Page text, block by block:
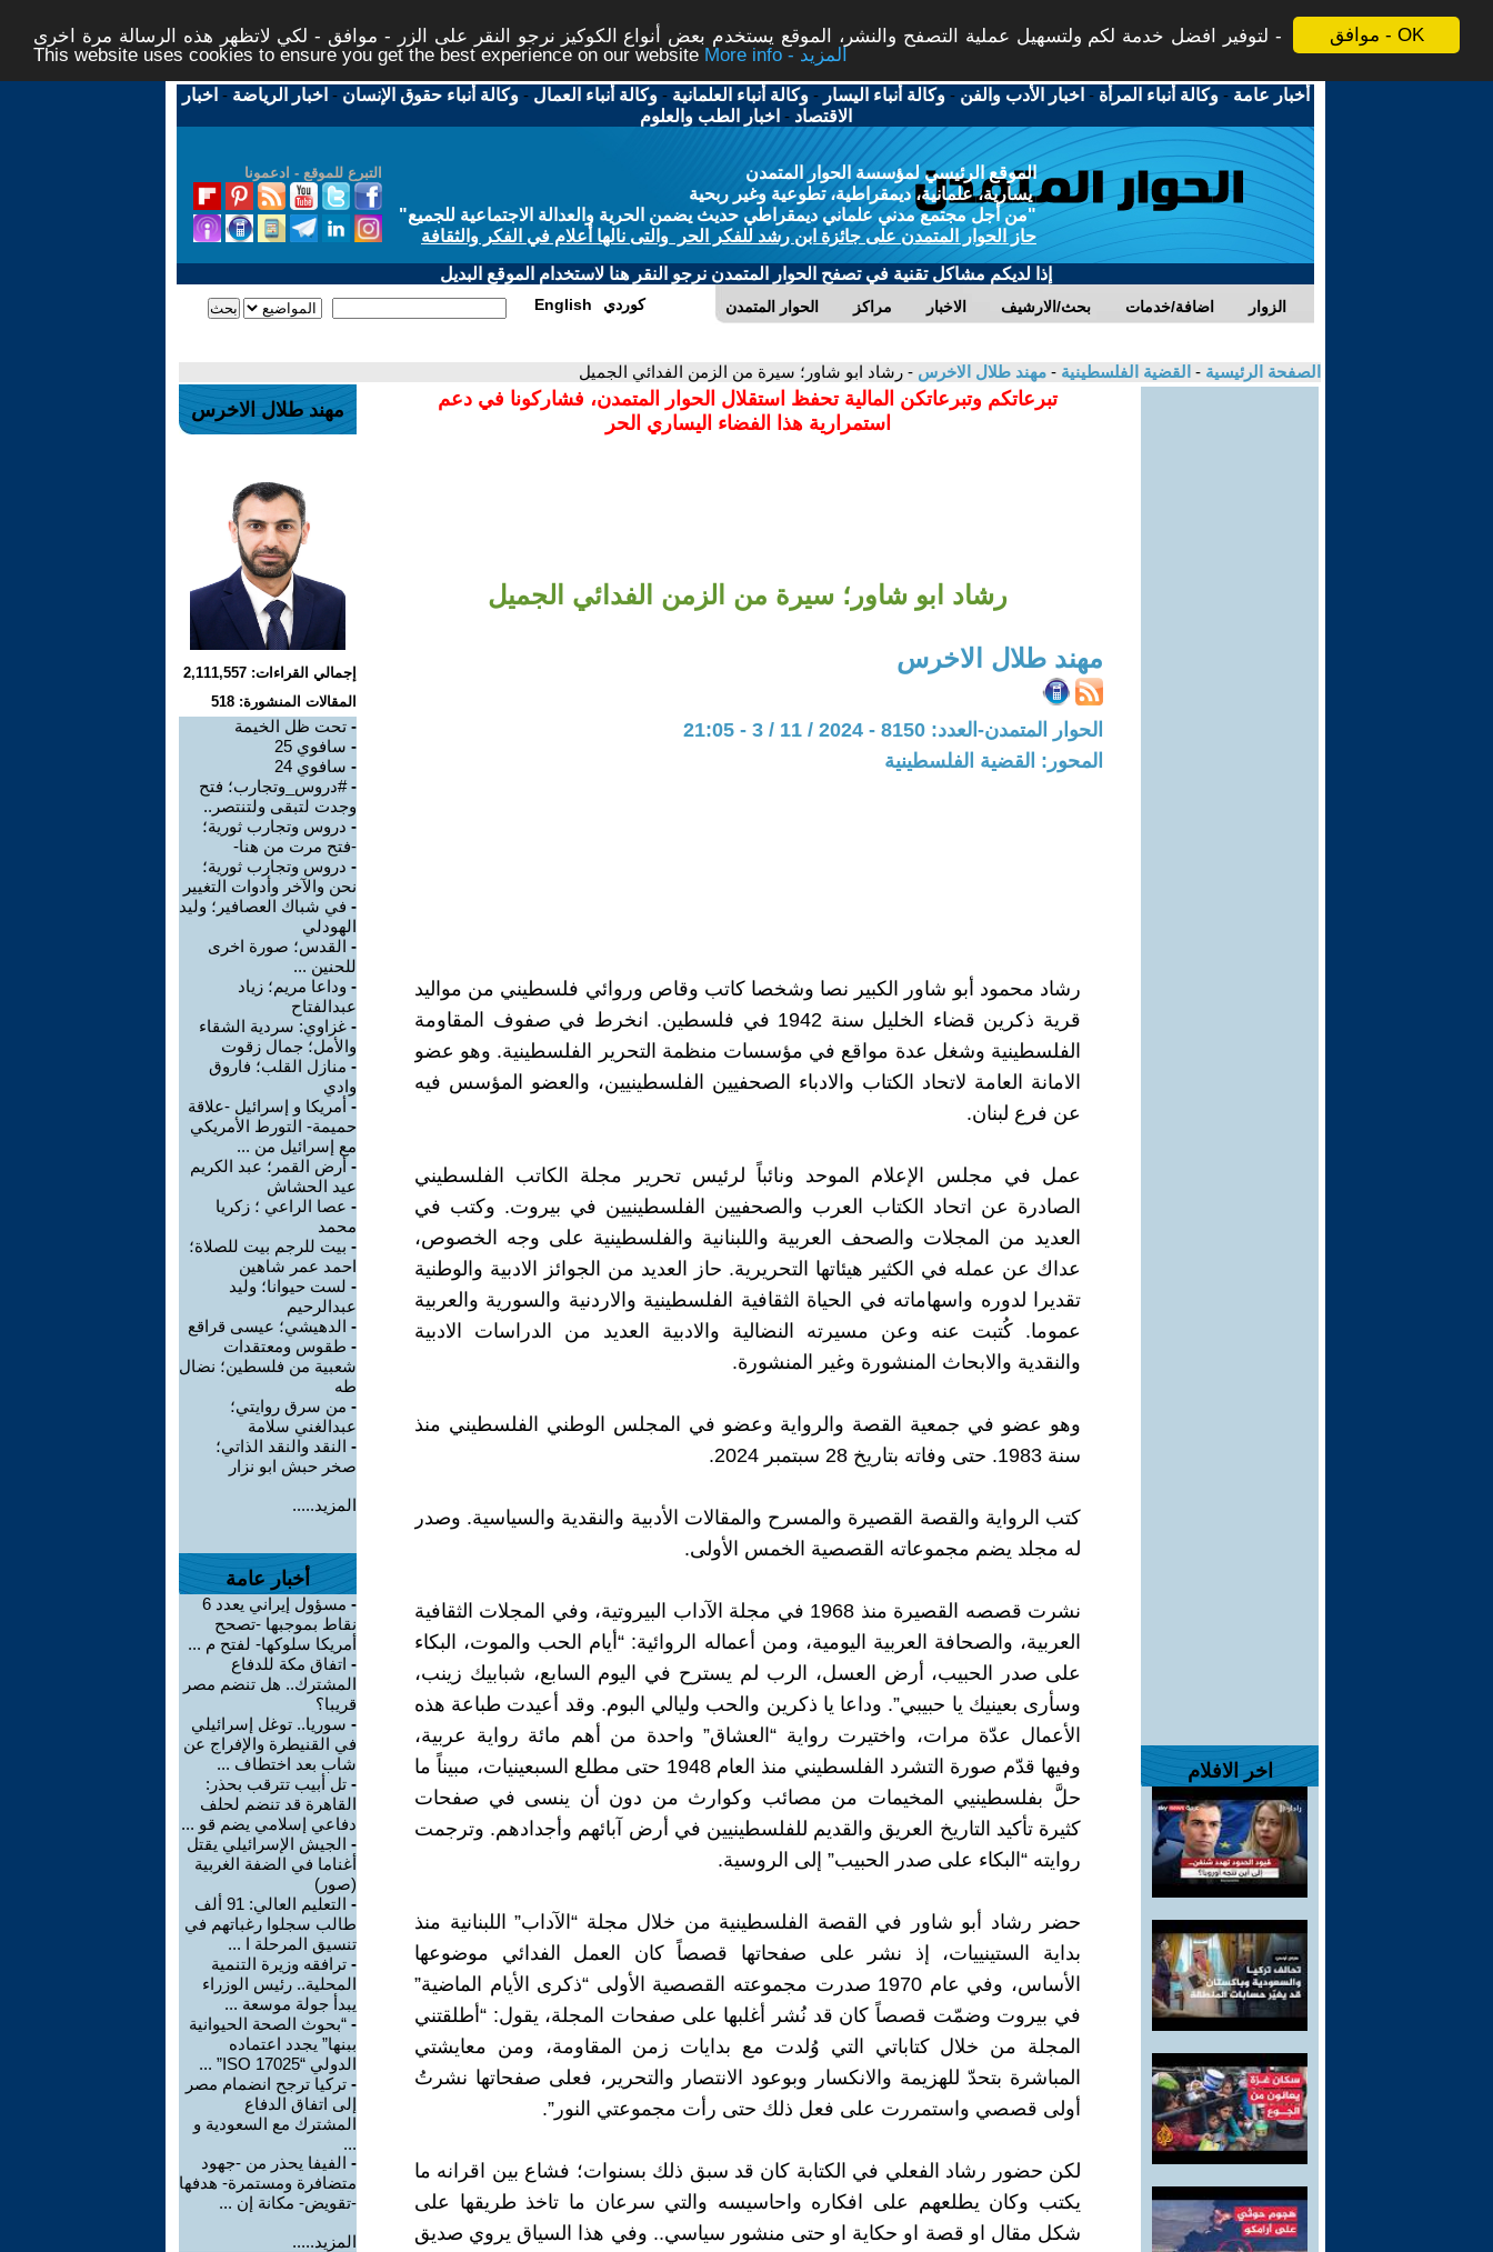
موافق - OK
لتوفير افضل خدمة لكم ولتسهيل عملية التصفح والنشر، الموقع يستخدم بعض أنواع الكوكيز نرجو النقر على الزر - موافق - لكي لاتظهر هذه الرسالة مرة اخرى -
This website uses cookies to ensure you get the best experience on our website
More info - المزيد
أخبار عامة -وكالة أنباء المرأة - اخبار الأدب والفن -وكالة أنباء اليسار -وكالة أنباء العلمانية -وكالة أنباء العمال -وكالة أنباء حقوق الإنسان - اخبار الرياضة - اخبار
الاقتصاد - اخبار الطب والعلوم
التبرع للموقع - ادعمونا
الموقع الرئيسي لمؤسسة الحوار المتمدن
يسارية، علمانية، ديمقراطية، تطوعية وغير ربحية
"من أجل مجتمع مدني علماني ديمقراطي حديث يضمن الحرية والعدالة الاجتماعية للجميع"
حاز الحوار المتمدن على جائزة ابن رشد للفكر الحر والتى نالها أعلام في الفكر والثقافة
إذا لديكم مشاكل تقنية في تصفح الحوار المتمدن نرجو النقر هنا لاستخدام الموقع البديل
الحوار المتمدن مراكز الاخبار بحث/الارشيف اضافة/خدمات الزوار English كوردي
الصفحة الرئيسية - القضية الفلسطينية - مهند طلال الاخرس - رشاد ابو شاور؛ سيرة من الزمن الفدائي الجميل
اخر الافلام
تبرعاتكم وتبرعاتكن المالية تحفظ استقلال الحوار المتمدن، فشاركونا في دعم
استمرارية هذا الفضاء اليساري الحر
رشاد ابو شاور؛ سيرة من الزمن الفدائي الجميل
مهند طلال الاخرس
الحوار المتمدن-العدد: 8150 - 2024 / 11 / 3 - 21:05
المحور: القضية الفلسطينية
رشاد محمود أبو شاور الكبير نصا وشخصا كاتب وقاص وروائي فلسطيني من مواليد
قرية ذكرين قضاء الخليل سنة 1942 في فلسطين. انخرط في صفوف المقاومة
الفلسطينية وشغل عدة مواقع في مؤسسات منظمة التحرير الفلسطينية. وهو عضو
الامانة العامة لاتحاد الكتاب والادباء الصحفيين الفلسطينيين، والعضو المؤسس فيه
عن فرع لبنان.
عمل في مجلس الإعلام الموحد ونائباً لرئيس تحرير مجلة الكاتب الفلسطيني
الصادرة عن اتحاد الكتاب العرب والصحفيين الفلسطينيين في بيروت. وكتب في
العديد من المجلات والصحف العربية واللبنانية والفلسطينية على وجه الخصوص،
عداك عن عمله في الكثير هيئاتها التحريرية. حاز العديد من الجوائز الادبية والوطنية
تقديرا لدوره واسهاماته في الحياة الثقافية الفلسطينية والاردنية والسورية والعربية
عموما. كُتبت عنه وعن مسيرته النضالية والادبية العديد من الدراسات الادبية
والنقدية والابحاث المنشورة وغير المنشورة.
وهو عضو في جمعية القصة والرواية وعضو في المجلس الوطني الفلسطيني منذ
سنة 1983. حتى وفاته بتاريخ 28 سبتمبر 2024.
كتب الرواية والقصة القصيرة والمسرح والمقالات الأدبية والنقدية والسياسية. وصدر
له مجلد يضم مجموعاته القصصية الخمس الأولى.
نشرت قصصه القصيرة منذ 1968 في مجلة الآداب البيروتية، وفي المجلات الثقافية
العربية، والصحافة العربية اليومية، ومن أعماله الروائية: “أيام الحب والموت، البكاء
على صدر الحبيب، أرض العسل، الرب لم يسترح في اليوم السابع، شبابيك زينب،
وسأرى بعينيك يا حبيبي”. وداعا يا ذكرين والحب وليالي البوم. وقد أعيدت طباعة هذه
الأعمال عدّة مرات، واختيرت رواية “العشاق” واحدة من أهم مائة رواية عربية،
وفيها قدّم صورة التشرد الفلسطيني منذ العام 1948 حتى مطلع السبعينيات، مبيناً ما
حلَّ بفلسطينيي المخيمات من مصائب وكوارث من دون أن ينسى في صفحات
كثيرة تأكيد التاريخ العريق والقديم للفلسطينيين في أرض آبائهم وأجدادهم. وترجمت
روايته “البكاء على صدر الحبيب” إلى الروسية.
حضر رشاد أبو شاور في القصة الفلسطينية من خلال مجلة “الآداب” اللبنانية منذ
بداية الستينييات، إذ نشر على صفحاتها قصصاً كان العمل الفدائي موضوعها
الأساس، وفي عام 1970 صدرت مجموعته القصصية الأولى “ذكرى الأيام الماضية”
في بيروت وضمّت قصصاً كان قد نُشر أغلبها على صفحات المجلة، يقول: “أطلقتني
المجلة من خلال كتاباتي التي وُلدت مع بدايات زمن المقاومة، ومن معايشتي
المباشرة بتحدّ للهزيمة والانكسار وبوعود الانتصار والتحرير، فعلى صفحاتها نشرتُ
أولى قصصي واستمررت على فعل ذلك حتى رأت مجموعتي النور”.
لكن حضور رشاد الفعلي في الكتابة كان قد سبق ذلك بسنوات؛ فشاع بين اقرانه ما
يكتب وكان يطلعهم على افكاره واحاسيسه والتي سرعان ما تاخذ طريقها على
شكل مقال او قصة او حكاية او حتى منشور سياسي.. وفي هذا السياق يروي صديق
مهند طلال الاخرس
إجمالي القراءات: 2,111,557
المقالات المنشورة: 518
- تحت ظل الخيمة
- سافوي 25
- سافوي 24
-#دروس_وتجارب؛ فتح
وجدت لتبقى ولتنتصر..
- دروس وتجارب ثورية؛
-فتح مرت من هنا-
- دروس وتجارب ثورية؛
نحن والآخر وأدوات التغيير
- في شباك العصافير؛ وليد
الهودلي
- القدس؛ صورة اخرى
للحنين ...
- وداعا مريم؛ زياد
عبدالفتاح
- غزاوي: سردية الشقاء
والأمل؛ جمال زقوت
- منازل القلب؛ فاروق
وادي
- أمريكا و إسرائيل -علاقة
حميمة- التورط الأمريكي
مع إسرائيل من ...
- أرض القمر؛ عبد الكريم
عيد الحشاش
- عصا الراعي ؛ زكريا
محمد
- بيت للرجم بيت للصلاة؛
احمد عمر شاهين
- لست حيوانا؛ وليد
عبدالرحيم
- الدهيشي؛ عيسى قراقع
- طقوس ومعتقدات
شعبية من فلسطين؛ نضال
طه
- من سرق روايتي؛
عبدالغني سلامة
- النقد والنقد الذاتي؛
صخر حبش ابو نزار
المزيد.....
أخبار عامة
-
مسؤول إيراني يعدد 6
نقاط بموجبها -تصحح
أمريكا سلوكها- لفتح م ...
- اتفاق مكة للدفاع
المشترك.. هل تنضم مصر
قريبا؟
- سوريا.. توغل إسرائيلي
في القنيطرة والإفراج عن
شاب بعد اختطاف ...
- تل أبيب تترقب بحذر:
القاهرة قد تنضم لحلف
دفاعي إسلامي يضم قو ...
- الجيش الإسرائيلي يقتل
أغناما في الضفة الغربية
(صور)
-
التعليم العالي: 91 ألف
طالب سجلوا رغباتهم في
تنسيق المرحلة ا ...
- ترافقه وزيرة التنمية
المحلية.. رئيس الوزراء
يبدأ جولة موسعة ...
- “بحوث الصحة الحيوانية
ببنها” يجدد اعتماده
الدولي “ISO 17025” ...
- تركيا ترجح انضمام مصر
إلى اتفاق الدفاع
المشترك مع السعودية و
...
- الفيفا يحذر من -جهود
متضافرة ومستمرة- هدفها
-تقويض- مكانة إن ...
المزيد.....